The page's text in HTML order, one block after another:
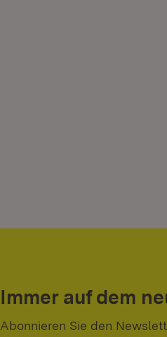
Immer auf dem
Abonnieren Sie den